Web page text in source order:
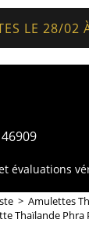
LE 28/02
évaluations
> Amulettes
Thaïlande Phra